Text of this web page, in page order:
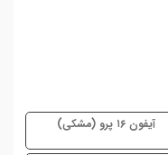
آیفون ۱۶ پرو (مشکی)